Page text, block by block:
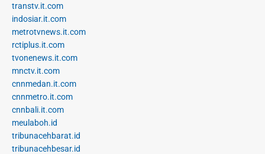
transtv.it.com
indosiar.it.com
metrotvnews.it.com
rctiplus.it.com
tvonenews.it.com
mnctv.it.com
cnnmedan.it.com
cnnmetro.it.com
cnnbali.it.com
meulaboh.id
tribunacehbarat.id
tribunacehbesar.id